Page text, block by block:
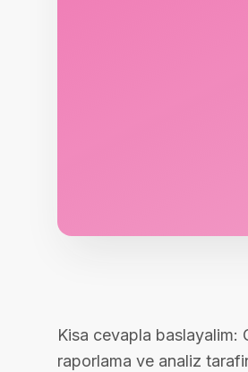
Kisa cevapla
raporlama ve analiz